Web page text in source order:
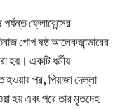
ফ্লোরেন্সের
পোপ ষষ্ঠ আলেকজান্ডারের
হয়। একটি ধর্মীয়
পর, পিয়াজা দেল্লা
হয় এবং পরে তার মৃতদেহ